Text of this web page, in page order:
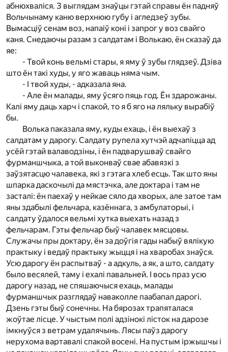
абнюхваліся. З выглядам знаўцы гэтай справы ён падняў
Вольчынаму каню верхнюю губу і агледзеў зубы.
Вымасціў сенам воз, напаіў коні і запрог у воз свайго
каня. Снедаючы разам з салдатам і Волькаю, ён сказаў да
яе:
- Твой конь вельмі стары, я яму ў зубы глядзеў. Дзіва
што ён такі худы, у яго жаваць няма чым.
- І твой худы, - адказала яна.
- Але ён малады, яму ўсяго пяць год. Ён здарожаны.
Калі яму даць харч і спакой, то я б яго на ляльку вырабіў
бы.
Волька паказала яму, куды ехаць, і ён выехаў з
салдатам у дарогу. Салдату рупела хутчэй адчапіцца ад
усёй гэтай валаводзіны, і ён падварушваў свайго
фурманшчыка, а той выконваў свае абавязкі з
заўзятасцю чалавека, які з гэтага хлеб есць. Так што яны
шпарка даскочылі да мястэчка, але доктара і там не
засталі: ён паехаў у нейкае сяло да хворых, але затое там
яны здабылі фельчара, казённага, з амбулаторыі, і
салдату ўдалося вельмі хутка выехать назад з
фельчарам. Гэты фельчар быў чалавек мясцовы.
Служачы пры доктару, ён за доўгія гады набыў вялікую
практыку і ведаў практыку жыцця і на хваробах знаўся.
Усю дарогу ён распытваў - а адкуль, а як, а што, салдату
было весялей, таму і ехалі павальней. І вось праз усю
дарогу назад, не спяшаючыся ехаць, малады
фурманшчык разглядаў наваколле паабапал дарогі.
Дзень гэты быў сонечны. На бярозах трапяталася
жоўтае лісце. У чыстым полі адзінокі лісток на дарозе
імкнуўся з ветрам удалячынь. Лясы паўз дарогу
нерухома вартавалі спакой восені. На пустым іржышчы і